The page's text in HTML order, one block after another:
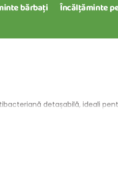
bărbați Încălțăminte
detașabilă, ideali